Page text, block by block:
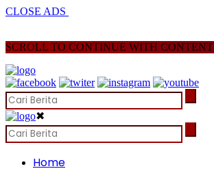
CLOSE ADS
SCROLL TO CONTINUE WITH CONTENT
✖
Home